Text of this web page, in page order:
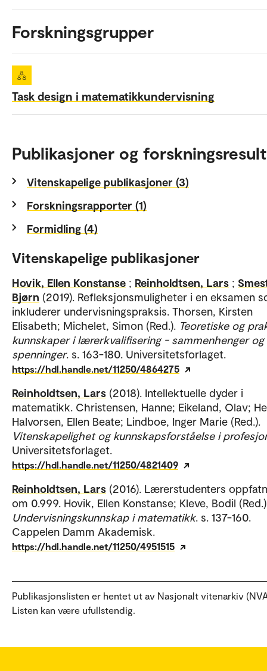
Forskningsgrupper
Task design i matematikkundervisning
Publikasjoner og
Vitenskapelige publikasjoner (3)
Forskningsrapporter (1)
Formidling (4)
Vitenskapelige publikasjoner
Hovik, Ellen Konstanse ; Reinholdtsen, Lars ;
Bjørn (2019). Refleksjonsmuligheter i en eksamen
inkluderer undervisningspraksis. Thorsen, Kirsten
Elisabeth; Michelet, Simon (Red.). Teoretiske og
kunnskaper i lærerkvalifisering - sammenhenger og
spenninger. s. 163-180. Universitetsforlaget.
https://hdl.handle.net/11250/4864275
Reinholdtsen, Lars (2018). Intellektuelle dyder i
matematikk. Christensen, Hanne; Eikeland, Olav;
Halvorsen, Ellen Beate; Lindboe, Inger Marie (Red.).
Vitenskapelighet og kunnskapsforståelse i
Universitetsforlaget.
https://hdl.handle.net/11250/4821409
Reinholdtsen, Lars (2016). Lærerstudenters
om 0.999. Hovik, Ellen Konstanse; Kleve, Bodil
Undervisningskunnskap i matematikk. s. 137-160.
Cappelen Damm Akademisk.
https://hdl.handle.net/11250/4951515
Publikasjonslisten er hentet ut av Nasjonalt vitenarkiv
Listen kan være ufullstendig.